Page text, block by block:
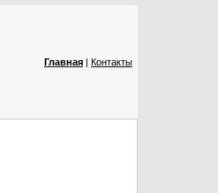
Главная | Контакты